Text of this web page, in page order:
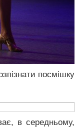
посмішку
в середньому,